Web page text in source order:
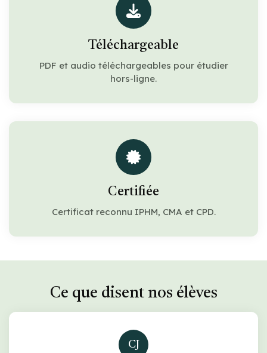
Téléchargeable
PDF et audio téléchargeables pour étudier
hors-ligne.
Certifiée
Certificat reconnu IPHM, CMA et CPD.
Ce que disent nos élèves
CJ